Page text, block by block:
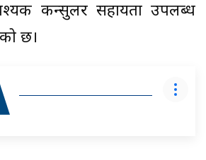
कन्सुलर सहायता उपलब्ध
छ।